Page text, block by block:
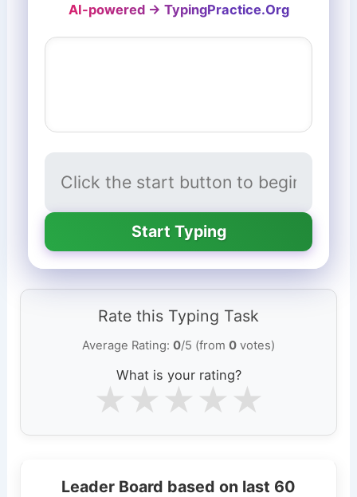
AI-powered → TypingPractice.Org
Start Typing
Rate this Typing Task
Average Rating: 0/5 (from 0 votes)
What is your rating?
★
★
★
★
★
Leader Board based on last 60